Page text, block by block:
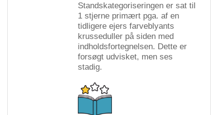
Standskategoriseringen er sat til
1 stjerne primært pga. af en
tidligere ejers farveblyants
krusseduller på siden med
indholdsfortegnelsen. Dette er
forsøgt udvisket, men ses
stadig.